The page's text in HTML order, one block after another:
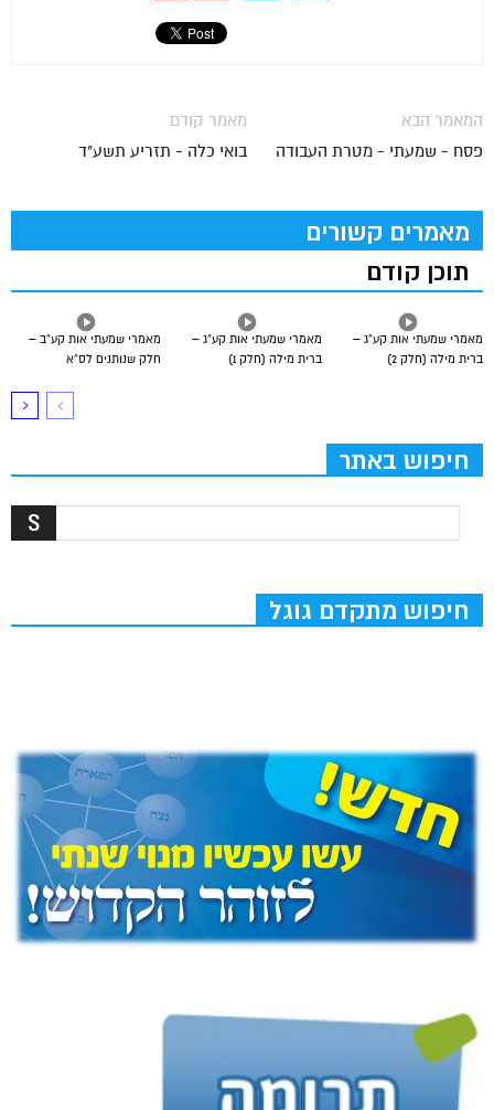
מאמר קודם
בואי כלה - תזריע תשע"ד
המאמר הבא
פסח - שמעתי - מטרת העבודה
מאמרים קשורים
תוכן קודם
מאמרי שמעתי אות קע”ב –
חלק שנותנים לס”א
מאמרי שמעתי אות קע”ג –
ברית מילה (חלק 1)
מאמרי שמעתי אות קע”ג –
ברית מילה (חלק 2)
חיפוש באתר
חיפוש מתקדם גוגל